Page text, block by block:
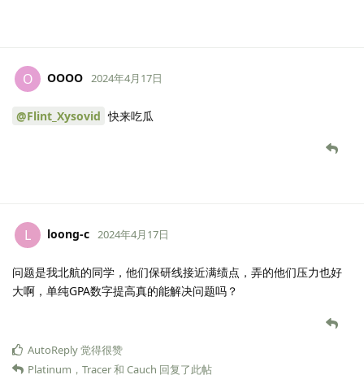
O OOOO 2024年4月17日
@Flint_Xysovid 快来吃瓜
L loong-c 2024年4月17日
问题是我北航的同学，他们保研线接近满绩点，弄的他们压力也好
大啊，单纯GPA数字提高真的能解决问题吗？
AutoReply觉得很赞
Platinum ， Tracer和 Cauch 回复了此帖